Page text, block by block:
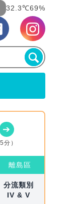
32.3℃69%
）
離島區
分流類別
IV & V